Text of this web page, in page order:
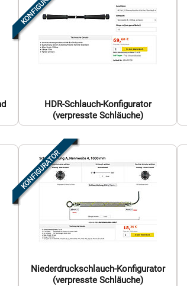
HDR-Schlauch-Konfigurator
(verpresste Schläuche)
Niederdruckschlauch-Konfigurator
(verpresste Schläuche)